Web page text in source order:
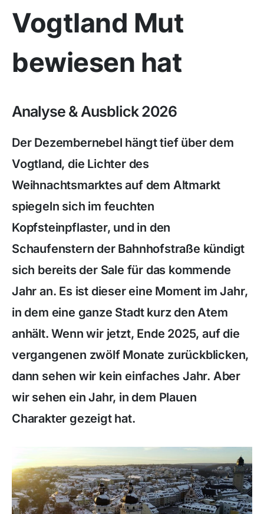
Vogtland Mut
bewiesen hat
Analyse & Ausblick 2026
Der Dezembernebel hängt tief über dem
Vogtland, die Lichter des
Weihnachtsmarktes auf dem Altmarkt
spiegeln sich im feuchten
Kopfsteinpflaster, und in den
Schaufenstern der Bahnhofstraße kündigt
sich bereits der Sale für das kommende
Jahr an. Es ist dieser eine Moment im Jahr,
in dem eine ganze Stadt kurz den Atem
anhält. Wenn wir jetzt, Ende 2025, auf die
vergangenen zwölf Monate zurückblicken,
dann sehen wir kein einfaches Jahr. Aber
wir sehen ein Jahr, in dem Plauen
Charakter gezeigt hat.